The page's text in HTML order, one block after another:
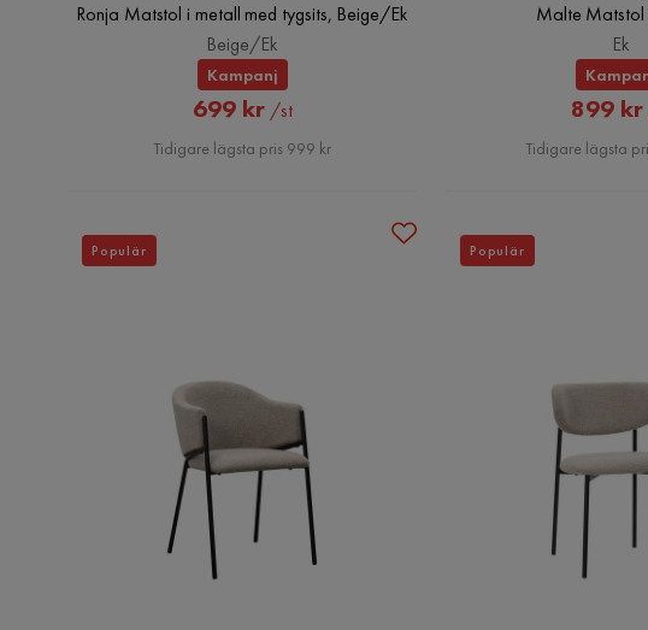
Ronja Matstol i metall med tygsits, Beige/Ek
Beige/Ek
Kampanj
Rabatterat
Pris
699 kr /st
Tidigare lägsta pris 999 kr
Malte Matstol
Ek
899 kr
Tidigare lägsta
Populär Populär